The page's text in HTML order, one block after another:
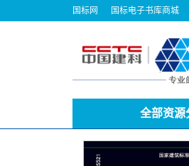
国标网 国标电子书库商城
全部资源